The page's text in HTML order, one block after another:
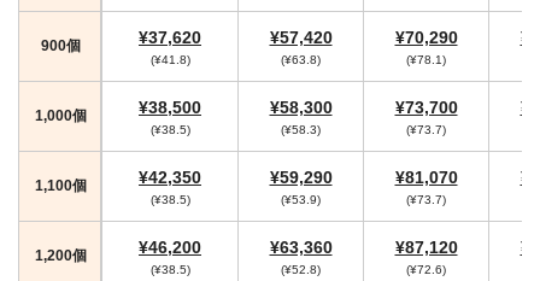
900個 ¥37,620
(¥41.8)
¥57,420
(¥63.8)
¥70,290
(¥78.1)
1,000個 ¥38,500
(¥38.5)
¥58,300
(¥58.3)
¥73,700
(¥73.7)
1,100個 ¥42,350
(¥38.5)
¥59,290
(¥53.9)
¥81,070
(¥73.7)
1,200個 ¥46,200
(¥38.5)
¥63,360
(¥52.8)
¥87,120
(¥72.6)